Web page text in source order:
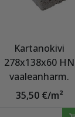
Kartanokivi
278x138x60 HN
vaaleanharm.
35,50 €/m²